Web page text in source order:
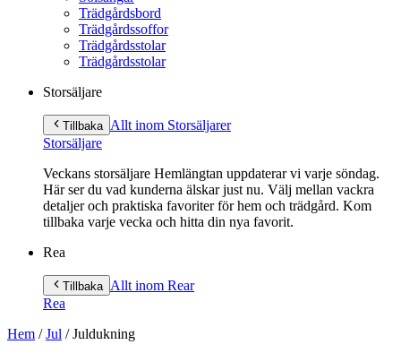
Trädgårdsbord
Trädgårdssoffor
Trädgårdsstolar
Trädgårdsstolar
Storsäljare
Tillbaka Allt inom Storsäljarer
Storsäljare
Veckans storsäljare Hemlängtan uppdaterar vi varje söndag.
Här ser du vad kunderna älskar just nu. Välj mellan vackra
detaljer och praktiska favoriter för hem och trädgård. Kom
tillbaka varje vecka och hitta din nya favorit.
Rea
Tillbaka Allt inom Rear
Rea
Hem /Jul /Juldukning